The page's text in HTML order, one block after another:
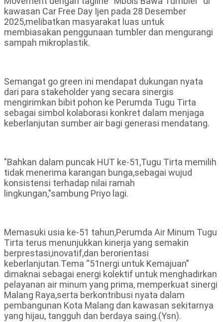
kawasan Car Free Day Ijen pada 28 Desember
2025,melibatkan masyarakat luas untuk
membiasakan penggunaan tumbler dan mengurangi
sampah mikroplastik.
Semangat go green ini mendapat dukungan nyata
dari para stakeholder yang secara sinergis
mengirimkan bibit pohon ke Perumda Tugu Tirta
sebagai simbol kolaborasi konkret dalam menjaga
keberlanjutan sumber air bagi generasi mendatang.
"Bahkan dalam puncak HUT ke-51,Tugu Tirta memilih
tidak menerima karangan bunga,sebagai wujud
konsistensi terhadap nilai ramah
lingkungan,"sambung Priyo lagi.
Memasuki usia ke-51 tahun,Perumda Air Minum Tugu
Tirta terus menunjukkan kinerja yang semakin
berprestasi,inovatif,dan berorientasi
keberlanjutan.Tema “51nergi untuk Kemajuan”
dimaknai sebagai energi kolektif untuk menghadirkan
pelayanan air minum yang prima, memperkuat sinergi
Malang Raya,serta berkontribusi nyata dalam
pembangunan Kota Malang dan kawasan sekitarnya
yang hijau, tangguh dan berdaya saing.(Ysn).